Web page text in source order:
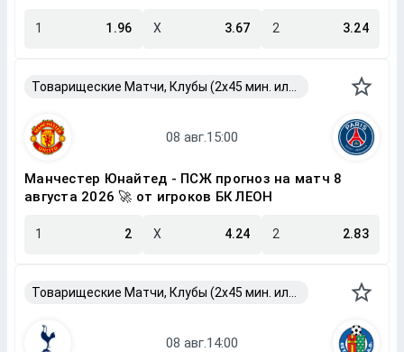
1 1.96 X 3.67 2 3.24
Манчестер Юнайтед - ПСЖ прогноз на матч 8
августа 2026 🚀 от игроков БК ЛЕОН
1 2 X 4.24 2 2.83